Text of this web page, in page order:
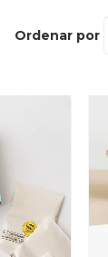
Ordenar por